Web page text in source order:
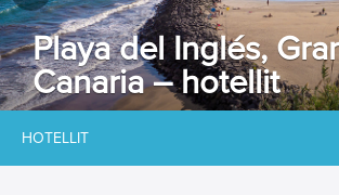
Playa del Inglés,
Canaria – hotellit
HOTELLIT